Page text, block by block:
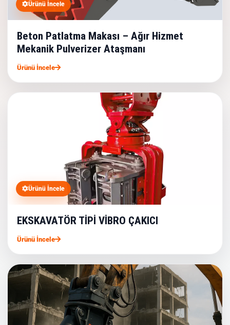
Ürünü İncele
Beton Patlatma Makası – Ağır Hizmet
Mekanik Pulverizer Ataşmanı
Ürünü İncele
Ürünü İncele
EKSKAVATÖR TİPİ VİBRO ÇAKICI
Ürünü İncele